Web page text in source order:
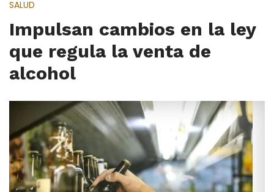
SALUD
Impulsan cambios en la ley
que regula la venta de
alcohol